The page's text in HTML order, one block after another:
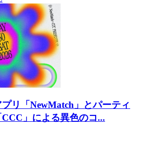
リ「NewMatch」とパーティ
」による異色のコ...